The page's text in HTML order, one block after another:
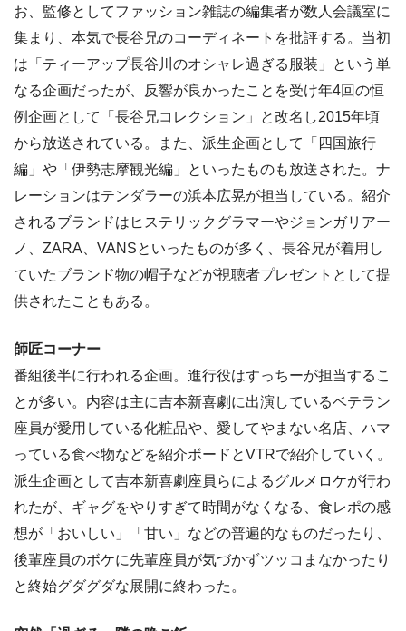
お、監修としてファッション雑誌の編集者が数人会議室に
集まり、本気で長谷兄のコーディネートを批評する。当初
は「ティーアップ長谷川のオシャレ過ぎる服装」という単
なる企画だったが、反響が良かったことを受け年4回の恒
例企画として「長谷兄コレクション」と改名し2015年頃
から放送されている。また、派生企画として「四国旅行
編」や「伊勢志摩観光編」といったものも放送された。ナ
レーションはテンダラーの浜本広晃が担当している。紹介
されるブランドはヒステリックグラマーやジョンガリアー
ノ、ZARA、VANSといったものが多く、長谷兄が着用し
ていたブランド物の帽子などが視聴者プレゼントとして提
供されたこともある。
師匠コーナー
番組後半に行われる企画。進行役はすっちーが担当するこ
とが多い。内容は主に吉本新喜劇に出演しているベテラン
座員が愛用している化粧品や、愛してやまない名店、ハマ
っている食べ物などを紹介ボードとVTRで紹介していく。
派生企画として吉本新喜劇座員らによるグルメロケが行わ
れたが、ギャグをやりすぎて時間がなくなる、食レポの感
想が「おいしい」「甘い」などの普遍的なものだったり、
後輩座員のボケに先輩座員が気づかずツッコまなかったり
と終始グダグダな展開に終わった。